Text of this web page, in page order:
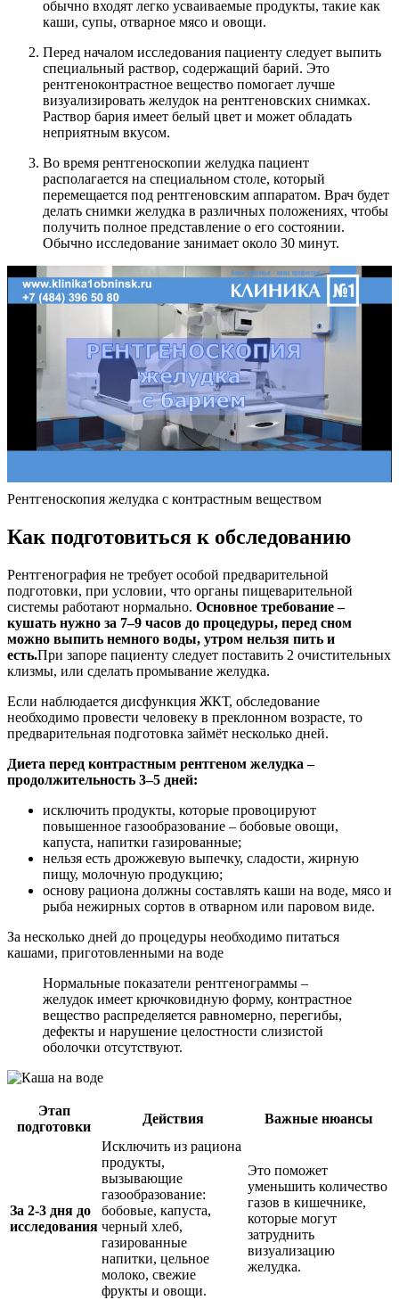
обычно входят легко усваиваемые продукты, такие как
каши, супы, отварное мясо и овощи.
Перед началом исследования пациенту следует выпить
специальный раствор, содержащий барий. Это
рентгеноконтрастное вещество помогает лучше
визуализировать желудок на рентгеновских снимках.
Раствор бария имеет белый цвет и может обладать
неприятным вкусом.
Во время рентгеноскопии желудка пациент
располагается на специальном столе, который
перемещается под рентгеновским аппаратом. Врач будет
делать снимки желудка в различных положениях, чтобы
получить полное представление о его состоянии.
Обычно исследование занимает около 30 минут.
Рентгеноскопия желудка с контрастным веществом
Как подготовиться к обследованию
Рентгенография не требует особой предварительной
подготовки, при условии, что органы пищеварительной
системы работают нормально. Основное требование –
кушать нужно за 7–9 часов до процедуры, перед сном
можно выпить немного воды, утром нельзя пить и
есть.При запоре пациенту следует поставить 2 очистительных
клизмы, или сделать промывание желудка.
Если наблюдается дисфункция ЖКТ, обследование
необходимо провести человеку в преклонном возрасте, то
предварительная подготовка займёт несколько дней.
Диета перед контрастным рентгеном желудка –
продолжительность 3–5 дней:
исключить продукты, которые провоцируют
повышенное газообразование – бобовые овощи,
капуста, напитки газированные;
нельзя есть дрожжевую выпечку, сладости, жирную
пищу, молочную продукцию;
основу рациона должны составлять каши на воде, мясо и
рыба нежирных сортов в отварном или паровом виде.
За несколько дней до процедуры необходимо питаться
кашами, приготовленными на воде
Нормальные показатели рентгенограммы –
желудок имеет крючковидную форму, контрастное
вещество распределяется равномерно, перегибы,
дефекты и нарушение целостности слизистой
оболочки отсутствуют.
Этап
подготовки
Действия Важные нюансы
За 2-3 дня до
исследования
Исключить из рациона
продукты,
вызывающие
газообразование:
бобовые, капуста,
черный хлеб,
газированные
напитки, цельное
молоко, свежие
фрукты и овощи.
Это поможет
уменьшить количество
газов в кишечнике,
которые могут
затруднить
визуализацию
желудка.